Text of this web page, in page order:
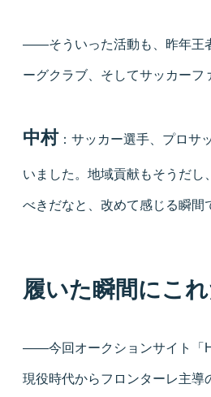
――そういった活動も、昨年王
ーグクラブ、そしてサッカーフ
中村 ：サッカー選手、プロサ
いました。地域貢献もそうだし
べきだなと、改めて感じる瞬間
履いた瞬間にこ
――今回オークションサイト「
現役時代からフロンターレ主導